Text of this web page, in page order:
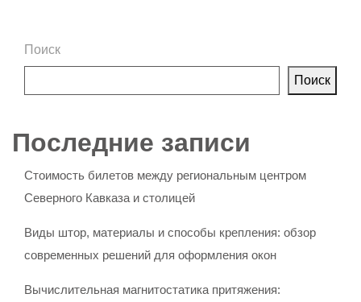
Поиск
Поиск
Последние записи
Стоимость билетов между региональным центром
Северного Кавказа и столицей
Виды штор, материалы и способы крепления: обзор
современных решений для оформления окон
Вычислительная магнитостатика притяжения: